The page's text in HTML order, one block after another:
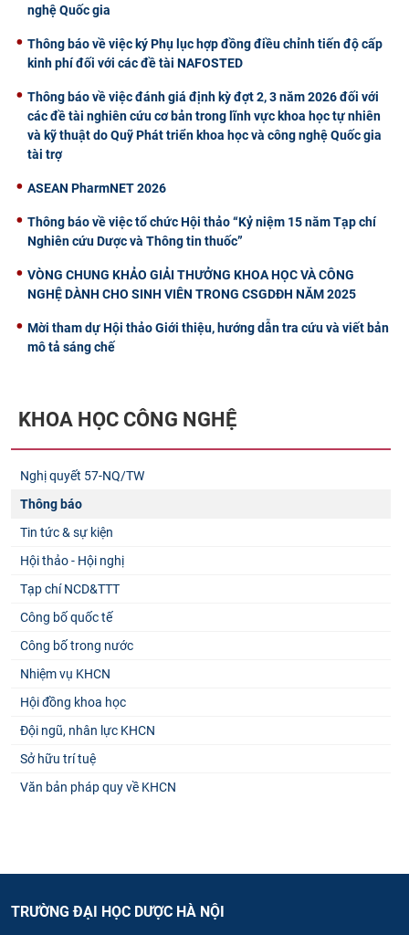
nghệ Quốc gia
Thông báo về việc ký Phụ lục hợp đồng điều chỉnh tiến độ cấp
kinh phí đối với các đề tài NAFOSTED
Thông báo về việc đánh giá định kỳ đợt 2, 3 năm 2026 đối với
các đề tài nghiên cứu cơ bản trong lĩnh vực khoa học tự nhiên
và kỹ thuật do Quỹ Phát triển khoa học và công nghệ Quốc gia
tài trợ
ASEAN PharmNET 2026
Thông báo về việc tổ chức Hội thảo “Kỷ niệm 15 năm Tạp chí
Nghiên cứu Dược và Thông tin thuốc”
VÒNG CHUNG KHẢO GIẢI THƯỞNG KHOA HỌC VÀ CÔNG
NGHỆ DÀNH CHO SINH VIÊN TRONG CSGDĐH NĂM 2025
Mời tham dự Hội thảo Giới thiệu, hướng dẫn tra cứu và viết bản
mô tả sáng chế
KHOA HỌC CÔNG NGHỆ
Nghị quyết 57-NQ/TW
Thông báo
Tin tức & sự kiện
Hội thảo - Hội nghị
Tạp chí NCD&TTT
Công bố quốc tế
Công bố trong nước
Nhiệm vụ KHCN
Hội đồng khoa học
Đội ngũ, nhân lực KHCN
Sở hữu trí tuệ
Văn bản pháp quy về KHCN
TRƯỜNG ĐẠI HỌC DƯỢC HÀ NỘI